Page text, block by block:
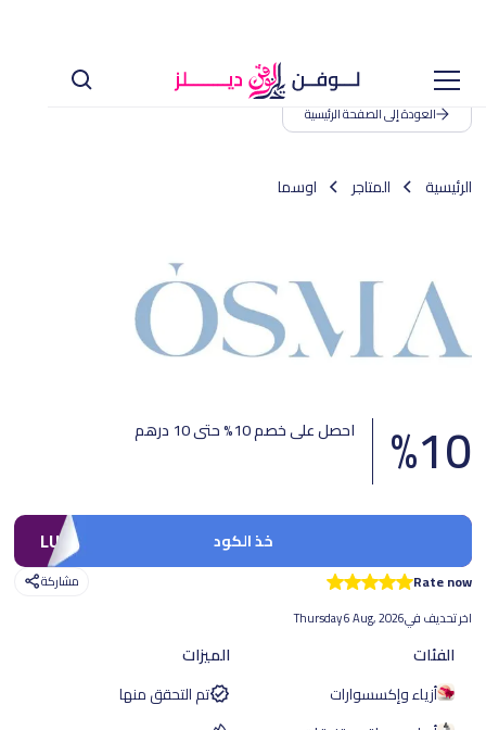
العودة إلى الصفحة الرئيسية
الرئيسية المتاجر اوسما
10
% احصل على خصم 10% حتى 10 درهم
LUV1 خذ الكود
Rate now
مشاركة
اخر تحديف فيThursday 6 Aug, 2026
الفئات
أزياء وإكسسوارات
الميزات
تم التحقق منها